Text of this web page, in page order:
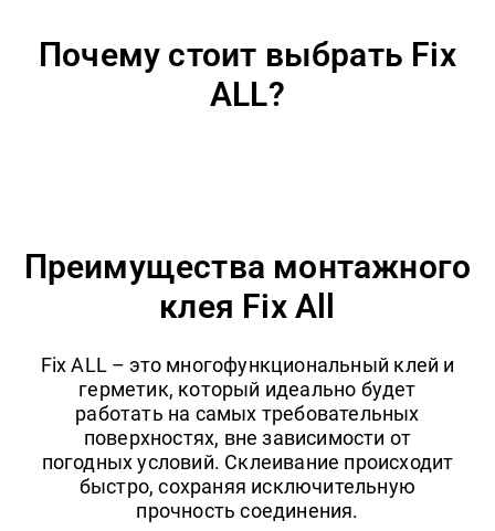
Почему стоит выбрать Fix
ALL?
Преимущества монтажного
клея Fix All
Fix ALL – это многофункциональный клей и
герметик, который идеально будет
работать на самых требовательных
поверхностях, вне зависимости от
погодных условий. Склеивание происходит
быстро, сохраняя исключительную
прочность соединения.